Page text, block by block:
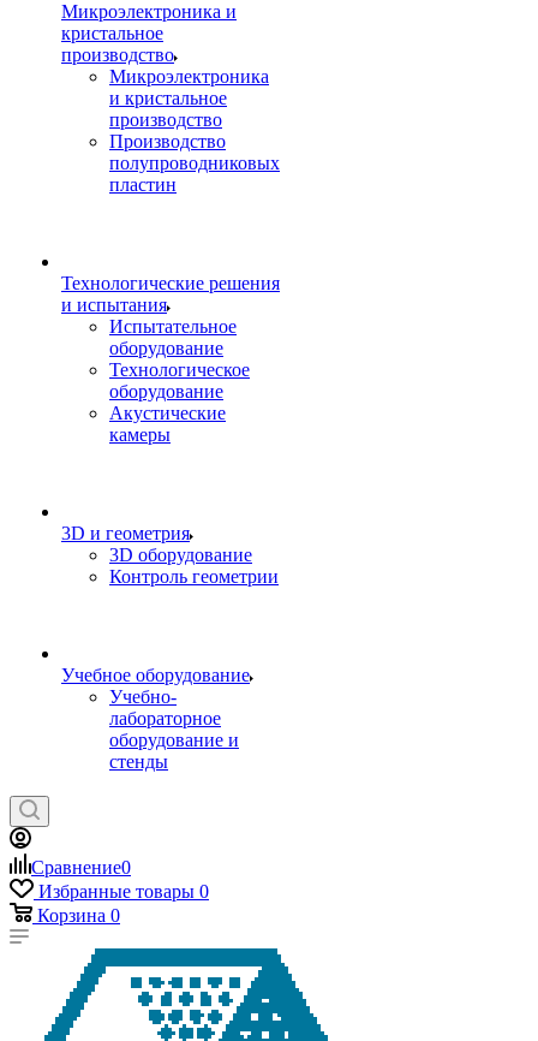
Микроэлектроника и
кристальное
производство
Микроэлектроника
и кристальное
производство
Производство
полупроводниковых
пластин
Технологические решения
и испытания
Испытательное
оборудование
Технологическое
оборудование
Акустические
камеры
3D и геометрия
3D оборудование
Контроль геометрии
Учебное оборудование
Учебно-
лабораторное
оборудование и
стенды
Сравнение0
Избранные товары 0
Корзина 0